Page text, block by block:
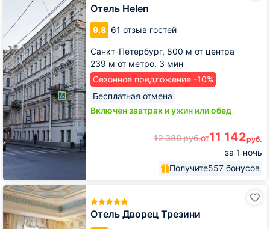
Отель Helen
9.8 61 отзыв гостей
Санкт-Петербург, 800 м от центра
239 м от метро, 3 мин
Сезонное предложение -10%
Бесплатная отмена
Включён завтрак и ужин или обед
12 380руб.от11 142руб.
за 1 ночь
Получите557 бонусов
Отель Дворец Трезини
Отель
Дворец
Трезини